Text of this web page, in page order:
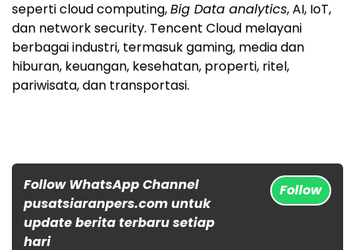
seperti cloud computing,Big Data analytics, AI, IoT,
dan network security. Tencent Cloud melayani
berbagai industri, termasuk gaming, media dan
hiburan, keuangan, kesehatan, properti, ritel,
pariwisata, dan transportasi.
Follow WhatsApp Channel
pusatsiaranpers.com untuk
update berita terbaru setiap
hari
Follow